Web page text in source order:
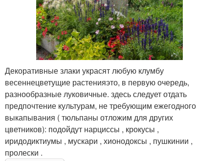
Декоративные злаки украсят любую клумбу
весеннецветущие растенияэто, в первую очередь,
разнообразные луковичные. здесь следует отдать
предпочтение культурам, не требующим ежегодного
выкапывания ( тюльпаны отложим для других
цветников): подойдут нарциссы , крокусы ,
иридодиктиумы , мускари , хионодоксы , пушкинии ,
пролески .